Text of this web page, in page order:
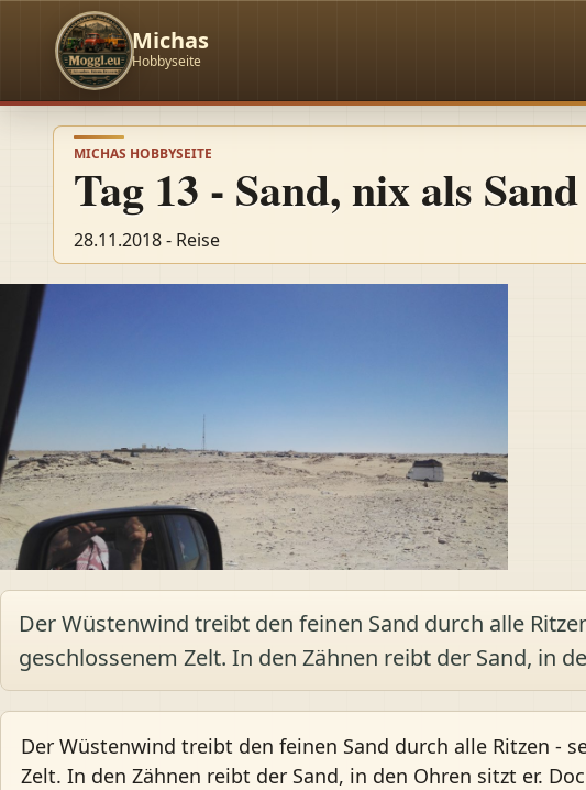
Michas
Hobbyseite
MICHAS HOBBYSEITE
Tag 13 - Sand, nix als
28.11.2018 - Reise
Der Wüstenwind treibt den feinen Sand durch alle
geschlossenem Zelt. In den Zähnen reibt der Sand, in
Der Wüstenwind treibt den feinen Sand durch alle Ritzen -
Zelt. In den Zähnen reibt der Sand, in den Ohren sitzt er.